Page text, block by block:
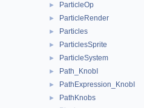
► ParticleOp
► ParticleRender
► Particles
► ParticlesSprite
► ParticleSystem
► Path_KnobI
► PathExpression_KnobI
► PathKnobs